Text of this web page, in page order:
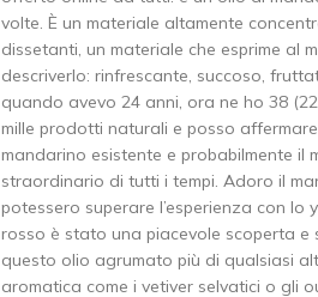
volte. È un materiale altamente
dissetanti, un materiale che esprime al
descriverlo: rinfrescante, succoso,
quando avevo 24 anni, ora ne ho 38
mille prodotti naturali e posso
mandarino esistente e probabilmente il
straordinario di tutti i tempi. Adoro il
potessero superare l’esperienza con
rosso è stato una piacevole scoperta
questo olio agrumato più di qualsiasi
aromatica come i vetiver selvatici o gli